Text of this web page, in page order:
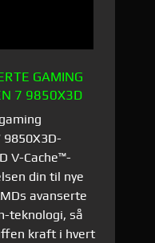
GAMING
7 9850X3D
9850X3D-
V-Cache™-
din til nye
avanserte
teknologi, så
kraft i hvert